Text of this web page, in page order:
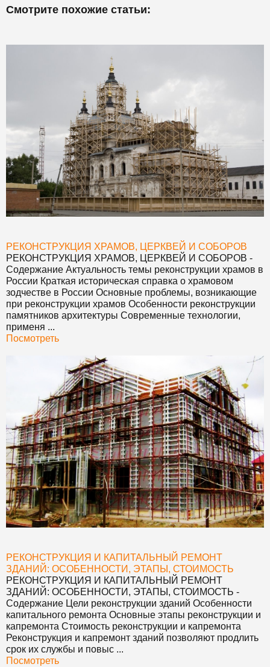
Смотрите похожие статьи:
РЕКОНСТРУКЦИЯ ХРАМОВ, ЦЕРКВЕЙ И СОБОРОВ
РЕКОНСТРУКЦИЯ ХРАМОВ, ЦЕРКВЕЙ И СОБОРОВ -
Содержание Актуальность темы реконструкции храмов в
России Краткая историческая справка о храмовом
зодчестве в России Основные проблемы, возникающие
при реконструкции храмов Особенности реконструкции
памятников архитектуры Современные технологии,
применя ...
Посмотреть
РЕКОНСТРУКЦИЯ И КАПИТАЛЬНЫЙ РЕМОНТ
ЗДАНИЙ: ОСОБЕННОСТИ, ЭТАПЫ, СТОИМОСТЬ
РЕКОНСТРУКЦИЯ И КАПИТАЛЬНЫЙ РЕМОНТ
ЗДАНИЙ: ОСОБЕННОСТИ, ЭТАПЫ, СТОИМОСТЬ -
Содержание Цели реконструкции зданий Особенности
капитального ремонта Основные этапы реконструкции и
капремонта Стоимость реконструкции и капремонта
Реконструкция и капремонт зданий позволяют продлить
срок их службы и повыс ...
Посмотреть